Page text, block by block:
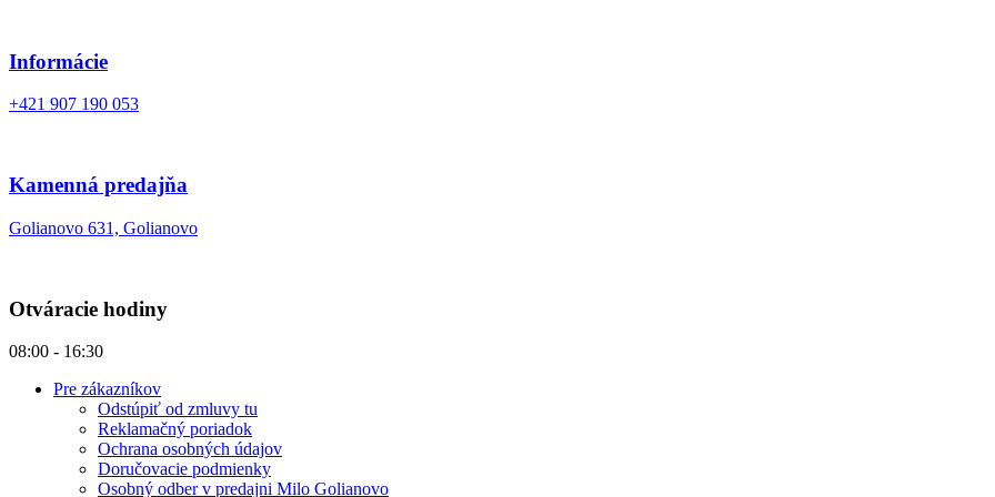
Informácie
+421 907 190 053
Kamenná predajňa
Golianovo 631, Golianovo
Otváracie hodiny
08:00 - 16:30
Pre zákazníkov
Odstúpiť od zmluvy tu
Reklamačný poriadok
Ochrana osobných údajov
Doručovacie podmienky
Osobný odber v predajni Milo Golianovo